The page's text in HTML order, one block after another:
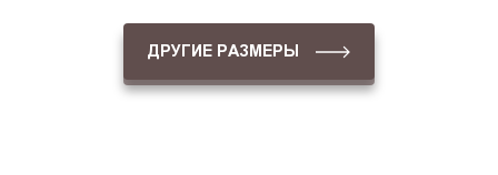
ДРУГИЕ РАЗМЕРЫ